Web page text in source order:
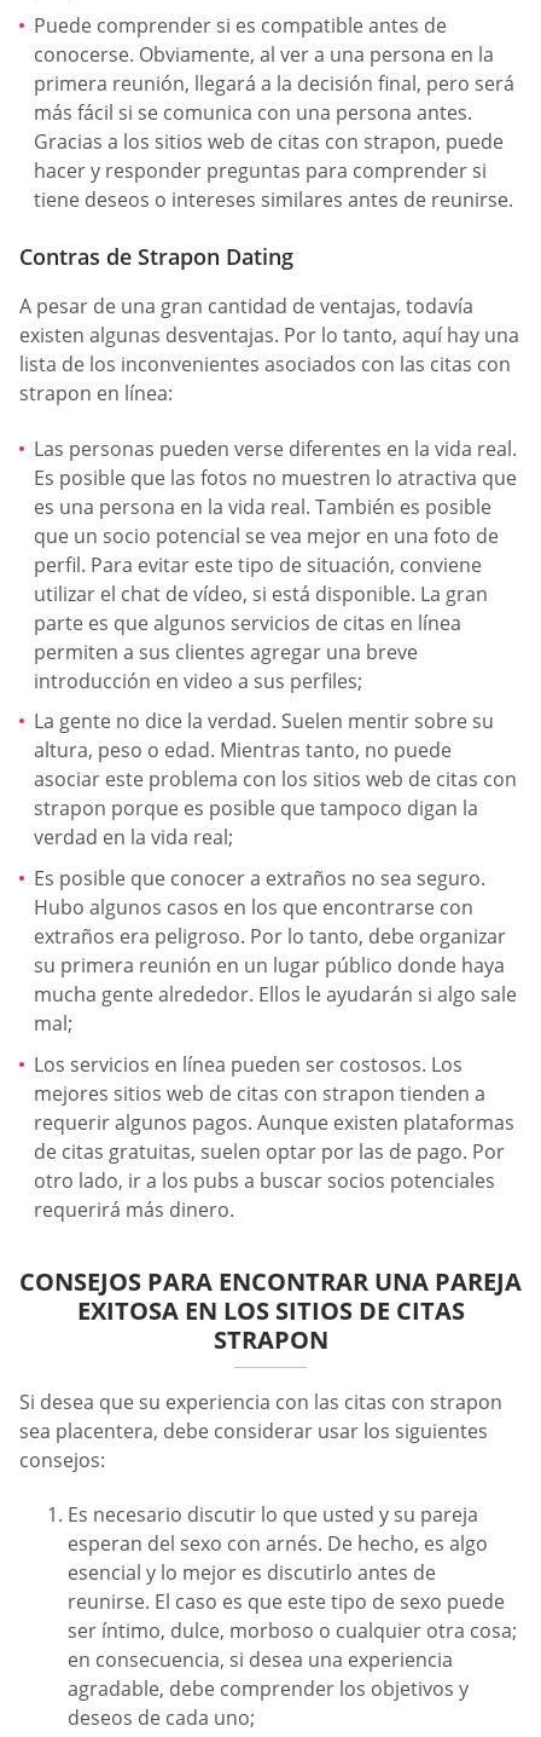
Puede comprender si es compatible antes de
conocerse. Obviamente, al ver a una persona en la
primera reunión, llegará a la decisión final, pero será
más fácil si se comunica con una persona antes.
Gracias a los sitios web de citas con strapon, puede
hacer y responder preguntas para comprender si
tiene deseos o intereses similares antes de reunirse.
Contras de Strapon Dating
A pesar de una gran cantidad de ventajas, todavía
existen algunas desventajas. Por lo tanto, aquí hay una
lista de los inconvenientes asociados con las citas con
strapon en línea:
Las personas pueden verse diferentes en la vida real.
Es posible que las fotos no muestren lo atractiva que
es una persona en la vida real. También es posible
que un socio potencial se vea mejor en una foto de
perfil. Para evitar este tipo de situación, conviene
utilizar el chat de vídeo, si está disponible. La gran
parte es que algunos servicios de citas en línea
permiten a sus clientes agregar una breve
introducción en video a sus perfiles;
La gente no dice la verdad. Suelen mentir sobre su
altura, peso o edad. Mientras tanto, no puede
asociar este problema con los sitios web de citas con
strapon porque es posible que tampoco digan la
verdad en la vida real;
Es posible que conocer a extraños no sea seguro.
Hubo algunos casos en los que encontrarse con
extraños era peligroso. Por lo tanto, debe organizar
su primera reunión en un lugar público donde haya
mucha gente alrededor. Ellos le ayudarán si algo sale
mal;
Los servicios en línea pueden ser costosos. Los
mejores sitios web de citas con strapon tienden a
requerir algunos pagos. Aunque existen plataformas
de citas gratuitas, suelen optar por las de pago. Por
otro lado, ir a los pubs a buscar socios potenciales
requerirá más dinero.
CONSEJOS PARA ENCONTRAR UNA PAREJA
EXITOSA EN LOS SITIOS DE CITAS
STRAPON
Si desea que su experiencia con las citas con strapon
sea placentera, debe considerar usar los siguientes
consejos:
Es necesario discutir lo que usted y su pareja
esperan del sexo con arnés. De hecho, es algo
esencial y lo mejor es discutirlo antes de
reunirse. El caso es que este tipo de sexo puede
ser íntimo, dulce, morboso o cualquier otra cosa;
en consecuencia, si desea una experiencia
agradable, debe comprender los objetivos y
deseos de cada uno;